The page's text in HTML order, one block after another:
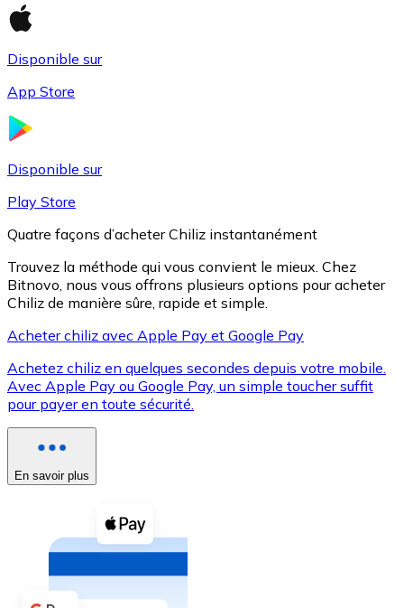
XRP
XRP
Voir toutes
Coupons crypto
Achetez des cryptomonnaies en espèces et d'autres
Acheter avec espèces
Disponible sur
App Store
Disponible sur
Play Store
Quatre façons d’acheter Chiliz instantanément
Trouvez la méthode qui vous convient le mieux. Chez
Bitnovo, nous vous offrons plusieurs options pour acheter
Chiliz de manière sûre, rapide et simple.
Acheter chiliz avec Apple Pay et Google Pay
Achetez chiliz en quelques secondes depuis votre mobile.
Avec Apple Pay ou Google Pay, un simple toucher suffit
pour payer en toute sécurité.
En savoir plus